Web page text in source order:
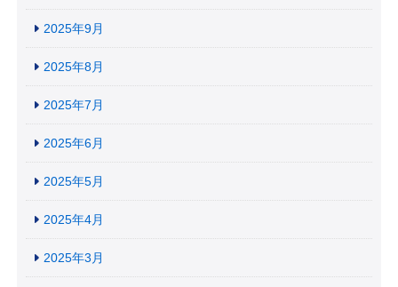
2025年9月
2025年8月
2025年7月
2025年6月
2025年5月
2025年4月
2025年3月